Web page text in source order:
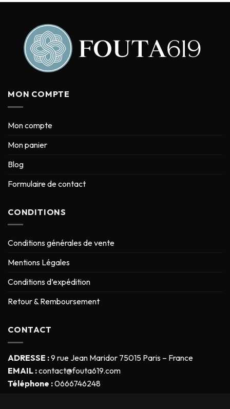
MON COMPTE
Mon compte
Mon panier
Blog
Formulaire de contact
CONDITIONS
Conditions générales de vente
Mentions Légales
Conditions d’expédition
Retour & Remboursement
CONTACT
ADRESSE :9 rue Jean Maridor 75015 Paris – France
EMAIL :contact@fouta619.com
Téléphone :0666746248